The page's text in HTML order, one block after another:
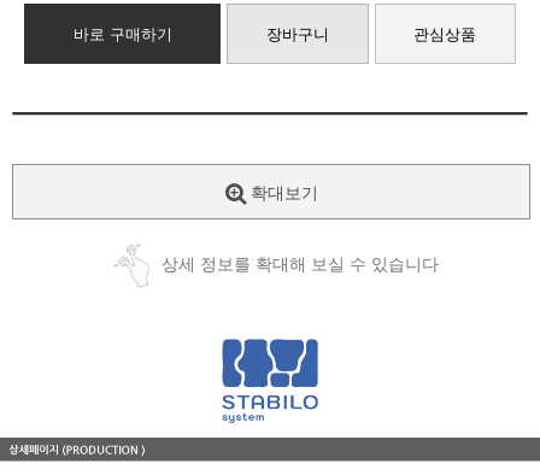
바로 구매하기 장바구니 관심상품
확대보기
상세 정보를 확대해 보실 수 있습니다